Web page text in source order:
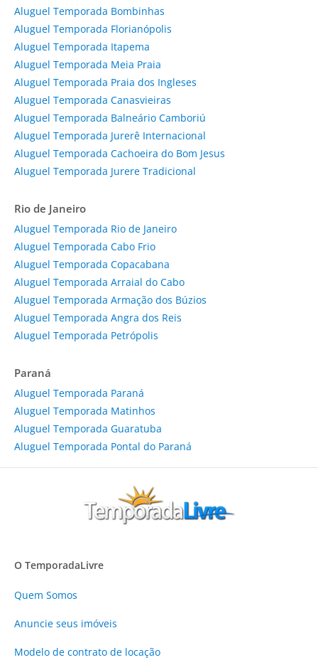
Aluguel Temporada Bombinhas
Aluguel Temporada Florianópolis
Aluguel Temporada Itapema
Aluguel Temporada Meia Praia
Aluguel Temporada Praia dos Ingleses
Aluguel Temporada Canasvieiras
Aluguel Temporada Balneário Camboriú
Aluguel Temporada Jurerê Internacional
Aluguel Temporada Cachoeira do Bom Jesus
Aluguel Temporada Jurere Tradicional
Rio de Janeiro
Aluguel Temporada Rio de Janeiro
Aluguel Temporada Cabo Frio
Aluguel Temporada Copacabana
Aluguel Temporada Arraial do Cabo
Aluguel Temporada Armação dos Búzios
Aluguel Temporada Angra dos Reis
Aluguel Temporada Petrópolis
Paraná
Aluguel Temporada Paraná
Aluguel Temporada Matinhos
Aluguel Temporada Guaratuba
Aluguel Temporada Pontal do Paraná
O TemporadaLivre
Quem Somos
Anuncie seus imóveis
Modelo de contrato de locação